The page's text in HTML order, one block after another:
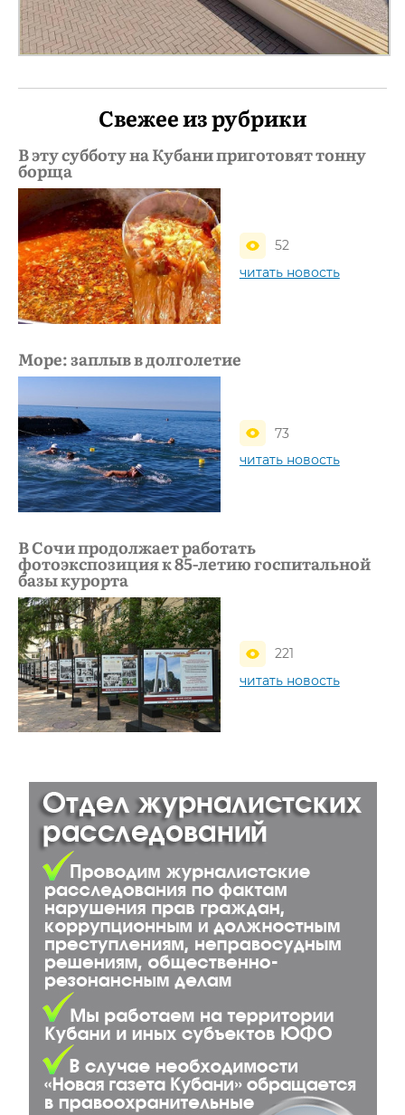
Свежее из рубрики
В эту субботу на Кубани приготовят тонну
борща
52
читать новость
Море: заплыв в долголетие
73
читать новость
В Сочи продолжает работать
фотоэкспозиция к 85-летию госпитальной
базы курорта
221
читать новость